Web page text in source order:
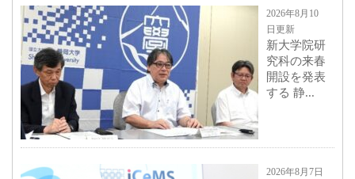
2026年8月10
日更新
新大学院研
究科の来春
開設を発表
する 静...
2026年8月7日